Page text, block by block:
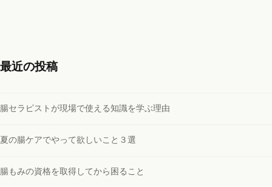
最近の投稿
腸セラピストが現場で使える知識を学ぶ理由
夏の腸ケアでやって欲しいこと３選
腸もみの資格を取得してから困ること